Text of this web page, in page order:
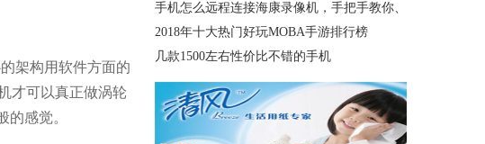
架构用软件方面的
才可以真正做涡轮
感觉。
手机怎么远程连接海康录像机，手把手教你、
2018年十大热门好玩MOBA手游排行榜
几款1500左右性价比不错的手机